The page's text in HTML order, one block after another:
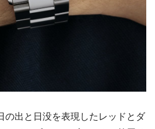
の出と日没を表現したレッドとダ